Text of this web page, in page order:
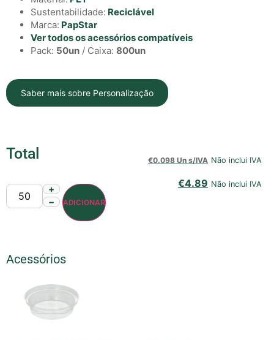
Sustentabilidade: Reciclável
Marca: PapStar
Ver todos os acessórios compatíveis
Pack: 50un / Caixa: 800un
Saber mais sobre Personalização
Total €0.098 Un s/IVA Não inclui IVA
€4.89 Não inclui IVA
+
−
ADICIONAR
Acessórios